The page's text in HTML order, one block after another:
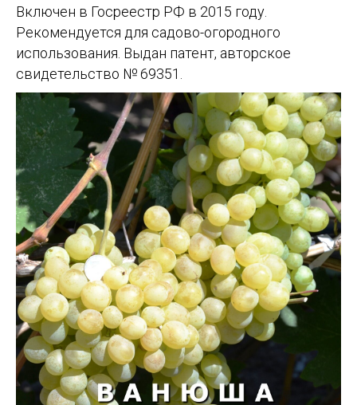
Включен в Госреестр РФ в 2015 году.
Рекомендуется для садово-огородного
использования. Выдан патент, авторское
свидетельство № 69351.